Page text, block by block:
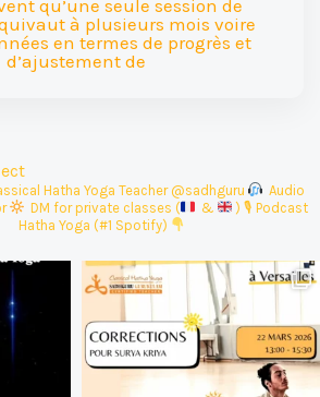
qu’une seule session de
à plusieurs mois voire
en termes de progrès et
d’ajustement de
Hatha Yoga Teacher @sadhguru
Audio
DM for private classes ( & ) 🎙 Podcast
Hatha Yoga (#1 Spotify)